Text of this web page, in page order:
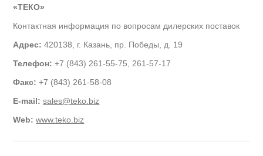
«ТЕКО»
Контактная информация по вопросам дилерских поставок
Адрес: 420138, г. Казань, пр. Победы, д. 19
Телефон: +7 (843) 261-55-75, 261-57-17
Факс: +7 (843) 261-58-08
E-mail: sales@teko.biz
Web: www.teko.biz